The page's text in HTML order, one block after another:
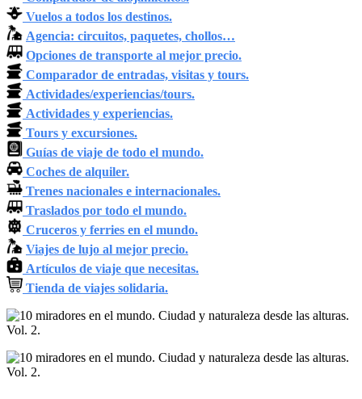
Vuelos a todos los destinos.
Agencia: circuitos, paquetes, chollos…
Opciones de transporte al mejor precio.
Comparador de entradas, visitas y tours.
Actividades/experiencias/tours.
Actividades y experiencias.
Tours y excursiones.
Guías de viaje de todo el mundo.
Coches de alquiler.
Trenes nacionales e internacionales.
Traslados por todo el mundo.
Cruceros y ferries en el mundo.
Viajes de lujo al mejor precio.
Artículos de viaje que necesitas.
Tienda de viajes solidaria.